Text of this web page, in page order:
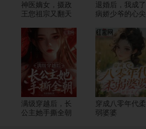
神医嫡女，摄政
王您祖宗又翻天
退婚后，我成了
病娇少爷的心尖
满级穿越后，长
公主她手撕全朝
穿成八零年代柔
弱婆婆